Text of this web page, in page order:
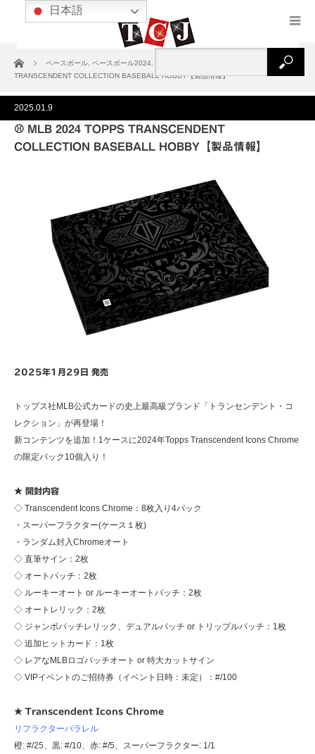
ホーム ベースボール ベースボール2024
TRANSCENDENT COLLECTION BASEBALL HOBBY【製品情報】
2025.01.9
⚾ MLB 2024 TOPPS TRANSCENDENT
COLLECTION BASEBALL HOBBY【製品情報】
2025年1月29日 発売
トップス社MLB公式カードの史上最高級ブランド「トランセンデント・コ
レクション」が再登場！
新コンテンツを追加！1ケースに2024年Topps Transcendent Icons Chrome
の限定パック10個入り！
★ 開封内容
◇ Transcendent Icons Chrome：8枚入り4パック
・スーパーフラクター(ケース１枚)
・ランダム封入Chromeオート
◇ 直筆サイン：2枚
◇ オートパッチ：2枚
◇ ルーキーオート or ルーキーオートパッチ：2枚
◇ オートレリック：2枚
◇ ジャンボパッチレリック、デュアルパッチ or トリップルパッチ：1枚
◇ 追加ヒットカード：1枚
◇ レアなMLBロゴパッチオート or 特大カットサイン
◇ VIPイベントのご招待券（イベント日時：未定）：#/100
★ Transcendent Icons Chrome
リフラクターパラレル
橙: #/25、黒: #/10、赤: #/5、スーパーフラクター: 1/1
日本語